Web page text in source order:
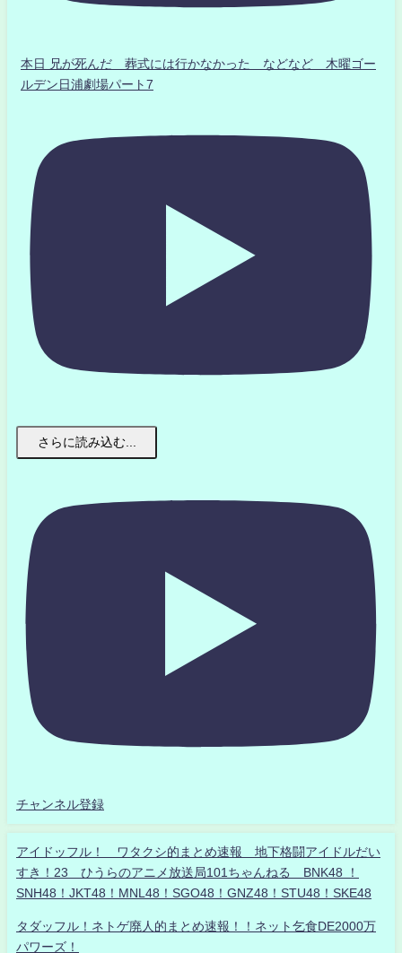
本日 兄が死んだ 葬式には行かなかった などなど 木曜ゴー
ルデン日浦劇場パート7
さらに読み込む...
チャンネル登録
アイドッフル！ ワタクシ的まとめ速報 地下格闘アイドルだい
すき！23 ひうらのアニメ放送局101ちゃんねる BNK48 ！
SNH48！JKT48！MNL48！SGO48！GNZ48！STU48！SKE48
タダッフル！ネトゲ廃人的まとめ速報！！ネット乞食DE2000万
パワーズ！